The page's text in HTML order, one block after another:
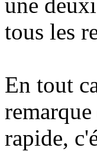
tous les
En tout
rapide,